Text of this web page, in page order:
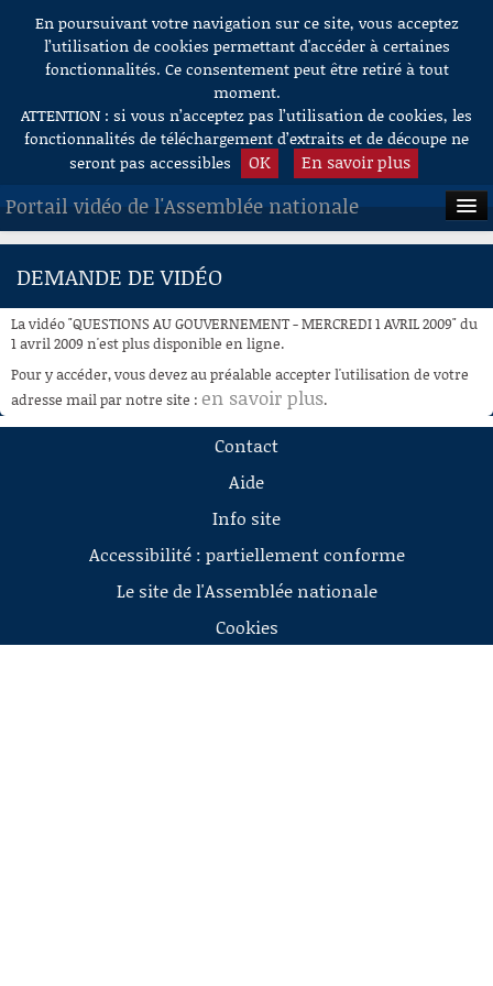
Aller au contenu
En poursuivant votre navigation sur ce site, vous acceptez
l’utilisation de cookies permettant d'accéder à certaines
fonctionnalités. Ce consentement peut être retiré à tout
moment.
ATTENTION : si vous n’acceptez pas l’utilisation de cookies, les
fonctionnalités de téléchargement d’extraits et de découpe ne
seront pas accessibles
OK En savoir plus
Portail vidéo de l'Assemblée nationale
ACCUEIL
À LA DEMANDE
RECHERCHE
AIDE À LA DÉCOUPE
DEMANDE DE VIDÉO
La vidéo "QUESTIONS AU GOUVERNEMENT - MERCREDI 1 AVRIL 2009" du
1 avril 2009 n'est plus disponible en ligne.
Pour y accéder, vous devez au préalable accepter l'utilisation de votre
adresse mail par notre site : en savoir plus.
Contact
Aide
Info site
Accessibilité : partiellement conforme
Le site de l'Assemblée nationale
Cookies